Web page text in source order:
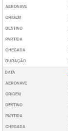
AERONAVE
ORIGEM
DESTINO
PARTIDA
CHEGADA
DURAÇÃO
DATA
AERONAVE
ORIGEM
DESTINO
PARTIDA
CHEGADA